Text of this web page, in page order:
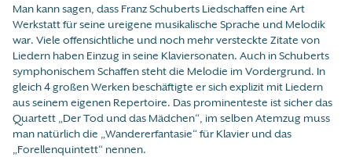
Man kann sagen, dass Franz Schuberts Liedschaffen eine Art
Werkstatt für seine ureigene musikalische Sprache und Melodik
war. Viele offensichtliche und noch mehr versteckte Zitate von
Liedern haben Einzug in seine Klaviersonaten. Auch in Schuberts
symphonischem Schaffen steht die Melodie im Vordergrund. In
gleich 4 großen Werken beschäftigte er sich explizit mit Liedern
aus seinem eigenen Repertoire. Das prominenteste ist sicher das
Quartett „Der Tod und das Mädchen“, im selben Atemzug muss
man natürlich die „Wandererfantasie“ für Klavier und das
„Forellenquintett“ nennen.